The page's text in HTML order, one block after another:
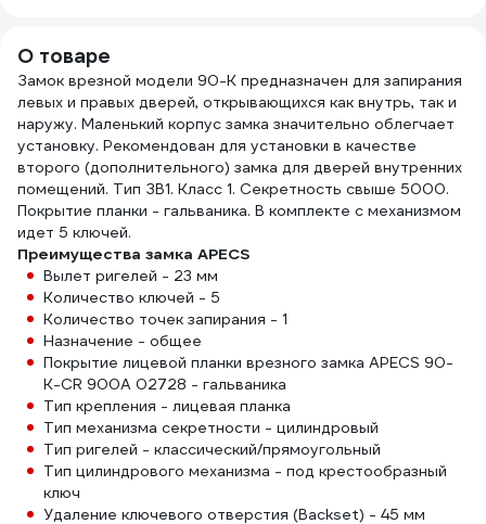
О товаре
Замок врезной модели 90-K предназначен для запирания
левых и правых дверей, открывающихся как внутрь, так и
наружу. Маленький корпус замка значительно облегчает
установку. Рекомендован для установки в качестве
второго (дополнительного) замка для дверей внутренних
помещений. Тип ЗВ1. Класс 1. Секретность свыше 5000.
Покрытие планки - гальваника. В комплекте с механизмом
идет 5 ключей.
Преимущества замка APECS
Вылет ригелей - 23 мм
Количество ключей - 5
Количество точек запирания - 1
Назначение - общее
Покрытие лицевой планки врезного замка APECS 90-
K-CR 900A 02728 - гальваника
Тип крепления - лицевая планка
Тип механизма секретности - цилиндровый
Тип ригелей - классический/прямоугольный
Тип цилиндрового механизма - под крестообразный
ключ
Удаление ключевого отверстия (Backset) - 45 мм